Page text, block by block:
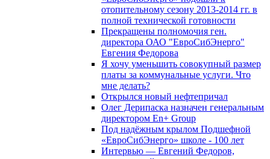
отопительному сезону 2013-2014 гг. в
полной технической готовности
Прекращены полномочия ген.
директора ОАО "ЕвроСибЭнерго"
Евгения Федорова
Я хочу уменьшить совокупный размер
платы за коммунальные услуги. Что
мне делать?
Открылся новый нефтепричал
Олег Дерипаска назначен генеральным
директором En+ Group
Под надёжным крылом Подшефной
«ЕвроСибЭнерго» школе - 100 лет
Интервью — Евгений Федоров,